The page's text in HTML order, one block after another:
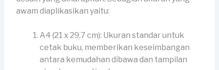
awam diaplikasikan yaitu:
A4 (21 x 29,7 cm): Ukuran standar untuk
cetak buku, memberikan keseimbangan
antara kemudahan dibawa dan tampilan